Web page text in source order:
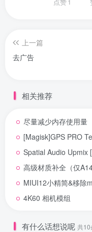
点赞1
上一篇
去广告
相关推荐
尽量减少内存使用量
[Magisk]GPS PRO
Spatial Audio Upmix
高级材质补全（仅A14
MIUI12小精简&移除
4K60 相机模组
有什么话想说呢 共10